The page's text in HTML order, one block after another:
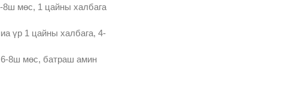
мөс, 1 цайны халбага
үр 1 цайны халбага, 4-
6-8ш мөс, батраш амин